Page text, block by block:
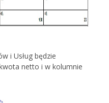
i Usług będzie
netto i w kolumnie